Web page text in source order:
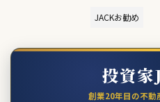
JACKお勧め
投資
創業20年目の不動